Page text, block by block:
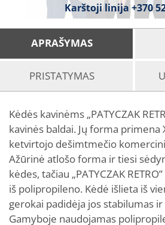
Karštoji linija +370
APRAŠYMAS
PRISTATYMAS
Kėdės kavinėms „PATYCZAK
kavinės baldai. Jų forma primena
ketvirtojo dešimtmečio
Ažūrinė atlošo forma ir tiesi
kėdes, tačiau „PATYCZAK
iš polipropileno. Kėdė išlieta iš
gerokai padidėja jos stabilumas
Gamyboje naudojamas